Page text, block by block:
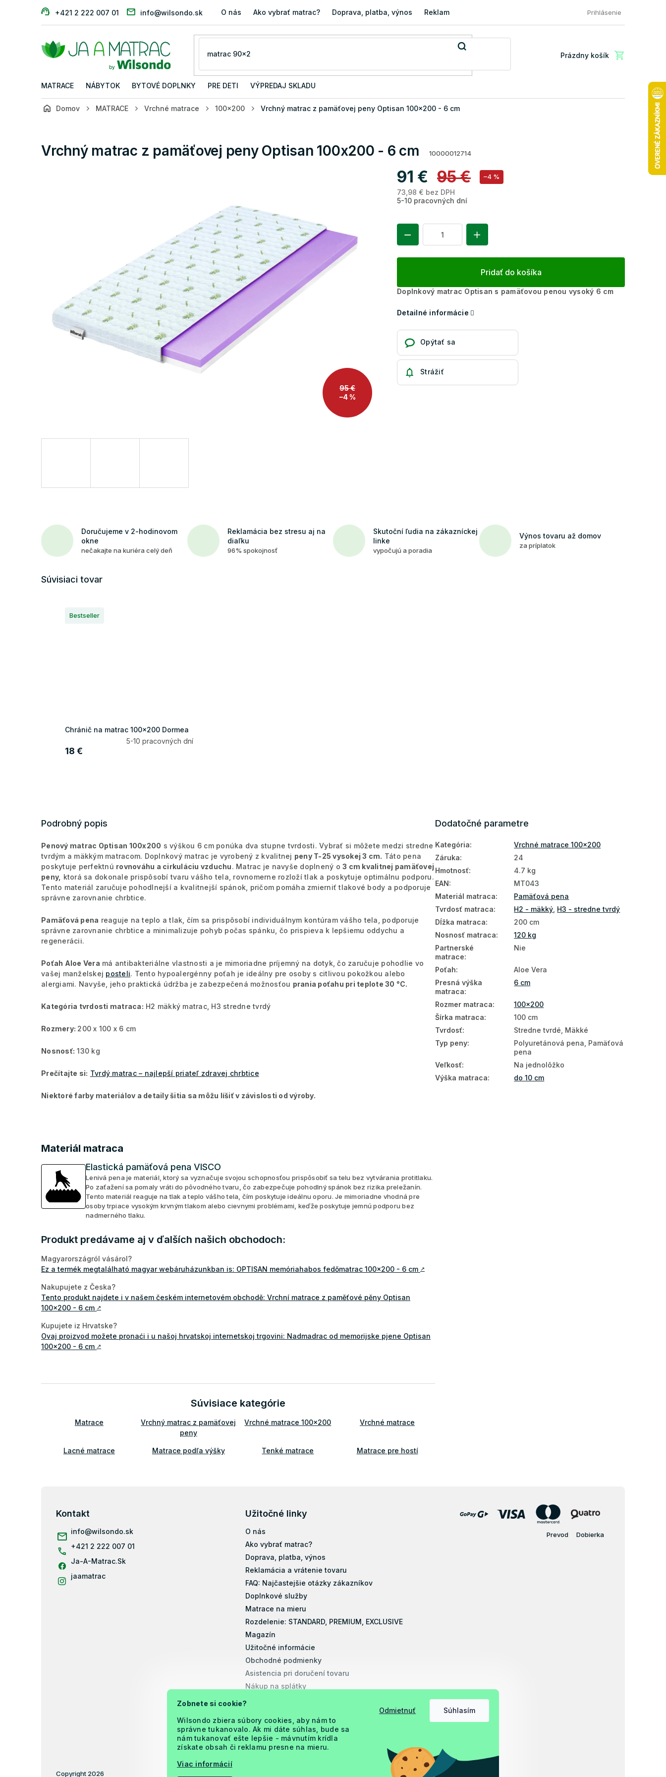
Zobnete si cookie?
Wilsondo zbiera súbory cookies, aby nám to
správne tukanovalo. Ak mi dáte súhlas, bude sa
nám tukanovať ešte lepšie - mávnutím krídla
získate obsah či reklamu presne na mieru.
Viac informácií
Odmietnuť Súhlasím
+421 2 222 007 01 info@wilsondo.sk O nás Ako vybrať matrac? Doprava, platba, výnos Reklamácia a vrátenie tovaru FAQ: Najčastejšie otázky zákazníkov
Prihlásenie
Nákupný
Prázdny košík
MATRACE NÁBYTOK BYTOVÉ DOPLNKY PRE DETI VÝPREDAJ SKLADU
Domov MATRACE Vrchné matrace 100x200 Vrchný matrac z pamäťovej peny Optisan 100x200 - 6 cm
Vrchný matrac z pamäťovej peny Optisan 100x200 - 6 cm 10000012714
95 €
–4 %
95 € –4 %
91 €
73,98 € bez DPH
5-10 pracovných dní
Pridať do košíka
Doplnkový matrac Optisan s pamäťovou penou vysoký 6 cm
Detailné informácie
Opýtať sa
Strážiť
Doručujeme v 2-hodinovom
okne
nečakajte na kuriéra celý deň
Reklamácia bez stresu aj na
diaľku
96% spokojnosť
Skutoční ľudia na zákazníckej
linke
vypočujú a poradia
Výnos tovaru až domov
za príplatok
Súvisiaci tovar
Bestseller
Chránič na matrac 100x200 Dormea
5-10 pracovných dní
18 €
Podrobný popis
Penový matrac Optisan 100x200 s výškou 6 cm ponúka dva stupne tvrdosti. Vybrať si môžete medzi stredne
tvrdým a mäkkým matracom. Doplnkový matrac je vyrobený z kvalitnej peny T-25 vysokej 3 cm. Táto pena
poskytuje perfektnú rovnováhu a cirkuláciu vzduchu. Matrac je navyše doplnený o 3 cm kvalitnej pamäťovej
peny, ktorá sa dokonale prispôsobí tvaru vášho tela, rovnomerne rozloží tlak a poskytuje optimálnu podporu.
Tento materiál zaručuje pohodlnejší a kvalitnejší spánok, pričom pomáha zmierniť tlakové body a podporuje
správne zarovnanie chrbtice.
Pamäťová pena reaguje na teplo a tlak, čím sa prispôsobí individuálnym kontúram vášho tela, podporuje
správne zarovnanie chrbtice a minimalizuje pohyb počas spánku, čo prispieva k lepšiemu oddychu a
regenerácii.
Poťah Aloe Vera má antibakteriálne vlastnosti a je mimoriadne príjemný na dotyk, čo zaručuje pohodlie vo
vašej manželskej posteli. Tento hypoalergénny poťah je ideálny pre osoby s citlivou pokožkou alebo
alergiami. Navyše, jeho praktická údržba je zabezpečená možnosťou prania poťahu pri teplote 30 °C.
Kategória tvrdosti matraca: H2 mäkký matrac, H3 stredne tvrdý
Rozmery: 200 x 100 x 6 cm
Nosnosť: 130 kg
Prečítajte si: Tvrdý matrac – najlepší priateľ zdravej chrbtice
Niektoré farby materiálov a detaily šitia sa môžu líšiť v závislosti od výroby.
Materiál matraca
Elastická pamäťová pena VISCO
Lenivá pena je materiál, ktorý sa vyznačuje svojou schopnosťou prispôsobiť sa telu bez vytvárania protitlaku.
Po zaťažení sa pomaly vráti do pôvodného tvaru, čo zabezpečuje pohodlný spánok bez rizika preležanín.
Tento materiál reaguje na tlak a teplo vášho tela, čím poskytuje ideálnu oporu. Je mimoriadne vhodná pre
osoby trpiace vysokým krvným tlakom alebo cievnymi problémami, keďže poskytuje jemnú podporu bez
nadmerného tlaku.
Produkt predávame aj v ďalších našich obchodoch:
Magyarországról vásárol?
Ez a termék megtalálható magyar webáruházunkban is: OPTISAN memóriahabos fedőmatrac 100x200 - 6 cm ↗
Nakupujete z Česka?
Tento produkt najdete i v našem českém internetovém obchodě: Vrchní matrace z paměťové pěny Optisan
100x200 - 6 cm ↗
Kupujete iz Hrvatske?
Ovaj proizvod možete pronaći i u našoj hrvatskoj internetskoj trgovini: Nadmadrac od memorijske pjene Optisan
100x200 - 6 cm ↗
Súvisiace kategórie
Matrace
Vrchný matrac z pamäťovej
peny
Vrchné matrace 100x200 Vrchné matrace
Lacné matrace Matrace podľa výšky Tenké matrace Matrace pre hostí
Dodatočné parametre
Kategória:
Vrchné matrace 100x200
Záruka:
24
Hmotnosť:
4.7 kg
EAN:
MT043
Materiál matraca:
Pamäťová pena
Tvrdosť matraca: H2 - mäkký H3 - stredne tvrdý
Dĺžka matraca:
200 cm
Nosnosť matraca:
120 kg
Partnerské
matrace:
Nie
Poťah:
Aloe Vera
Presná výška
matraca:
6 cm
Rozmer matraca:
100x200
Šírka matraca:
100 cm
Tvrdosť:
Stredne tvrdé, Mäkké
Typ peny:
Polyuretánová pena, Pamäťová
pena
Veľkosť:
Na jednolôžko
Výška matraca: do 10 cm
Kontakt
info@wilsondo.sk
+421 2 222 007 01
Ja-A-Matrac.Sk
jaamatrac
Užitočné linky
O nás
Ako vybrať matrac?
Doprava, platba, výnos
Reklamácia a vrátenie tovaru
FAQ: Najčastejšie otázky zákazníkov
Doplnkové služby
Matrace na mieru
Rozdelenie: STANDARD, PREMIUM, EXCLUSIVE
Magazín
Užitočné informácie
Obchodné podmienky
Asistencia pri doručení tovaru
Nákup na splátky
Montážne návody
Podmienky ochrany osobných údajov
Prevod Dobierka
Copyright 2026